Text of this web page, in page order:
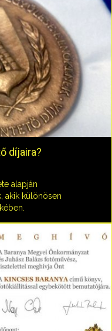
díjaira?
alapján
akik különösen